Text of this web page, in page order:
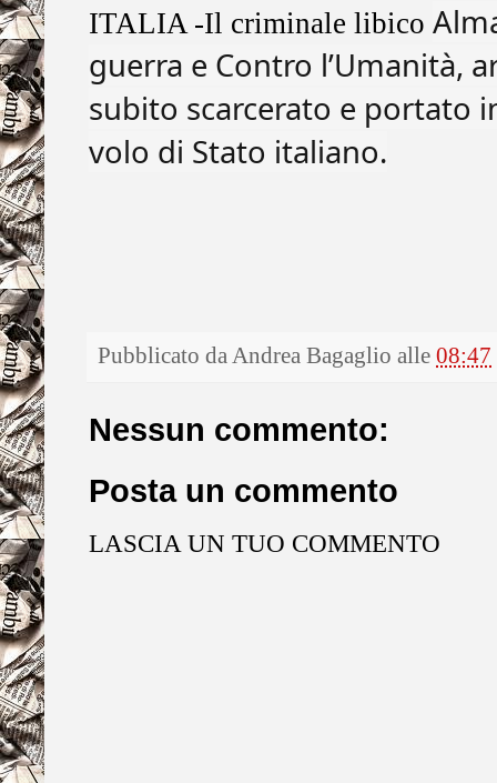
ITALIA -Il criminale libico
guerra e Contro l’Umanità,
subito scarcerato e portato
volo di Stato italiano.
Pubblicato daAndrea Bagaglio alle 08:47
Nessun commento:
Posta un commento
LASCIA UN TUO COMMENTO